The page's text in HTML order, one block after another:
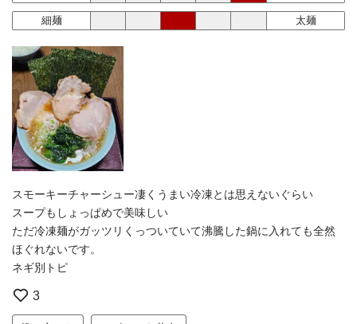
細麺 太麺
スモーキーチャーシュー凄くうまい冷凍とは思えないぐらい
スープもしょっぱめで美味しい
ただ冷凍麺がガッツリくっついていて沸騰した鍋に入れても全然
ほぐれないです。
ネギ別トピ
3